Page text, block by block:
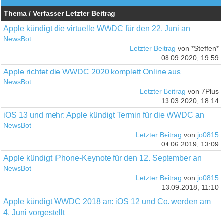
Thema / Verfasser Letzter Beitrag
Apple kündigt die virtuelle WWDC für den 22. Juni an
NewsBot
Letzter Beitrag von *Steffen*
08.09.2020, 19:59
Apple richtet die WWDC 2020 komplett Online aus
NewsBot
Letzter Beitrag von 7Plus
13.03.2020, 18:14
iOS 13 und mehr: Apple kündigt Termin für die WWDC an
NewsBot
Letzter Beitrag von jo0815
04.06.2019, 13:09
Apple kündigt iPhone-Keynote für den 12. September an
NewsBot
Letzter Beitrag von jo0815
13.09.2018, 11:10
Apple kündigt WWDC 2018 an: iOS 12 und Co. werden am
4. Juni vorgestellt